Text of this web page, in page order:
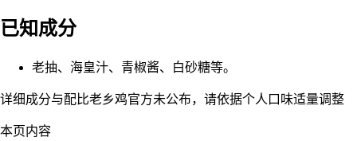
已知成分
老抽、海皇汁、青椒酱、白砂糖等。
详细成分与配比老乡鸡官方未公布，请依据个人口味适量调整
本页内容